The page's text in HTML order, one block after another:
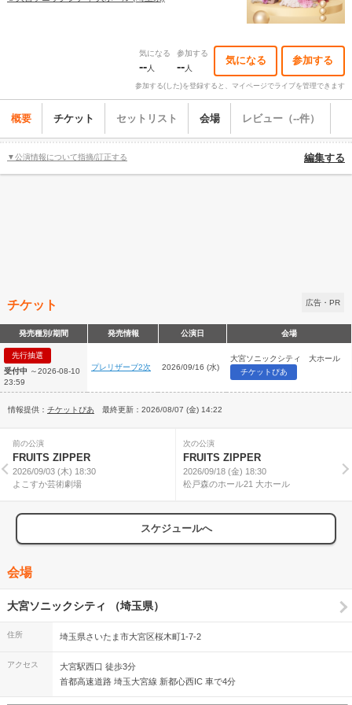
気になる
--人
参加する
--人
気になる 参加する
参加する(した)を登録すると、マイページでライブを管理できます
概要 チケット セットリスト 会場 レビュー（--件）
▼公演情報について指摘/訂正する 編集する
チケット 広告・PR
発売種別/期間 発売情報 公演日 会場
先行抽選
受付中 ～2026-08-10
23:59
プレリザーブ2次 2026/09/16 (水)
大宮ソニックシティ 大ホール
チケットぴあ
情報提供： チケットぴあ 最終更新：2026/08/07 (金) 14:22
前の公演
FRUITS ZIPPER
2026/09/03 (木) 18:30
よこすか芸術劇場
次の公演
FRUITS ZIPPER
2026/09/18 (金) 18:30
松戸森のホール21 大ホール
スケジュールへ
会場
大宮ソニックシティ （埼玉県）
住所 埼玉県さいたま市大宮区桜木町1-7-2
アクセス
大宮駅西口 徒歩3分
首都高速道路 埼玉大宮線 新都心西IC 車で4分